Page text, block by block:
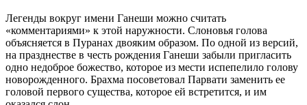
Легенды вокруг имени Ганеши можно считать
«комментариями» к этой наружности. Слоновья голова
объясняется в Пуранах двояким образом. По одной из версий,
на празднестве в честь рождения Ганеши забыли пригласить
одно недоброе божество, которое из мести испепелило голову
новорожденного. Брахма посоветовал Парвати заменить ее
головой первого существа, которое ей встретится, и им